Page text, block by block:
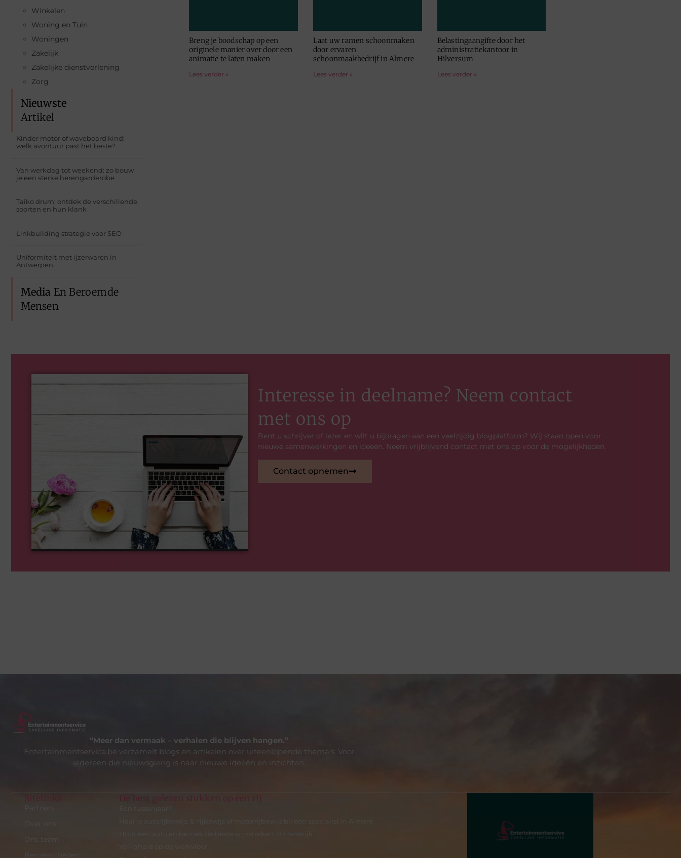
Winkelen
Woning en Tuin
Woningen
Zakelijk
Zakelijke dienstverlening
Zorg
Nieuwste
Artikel
Kinder motor of waveboard kind:
welk avontuur past het beste?
Van werkdag tot weekend: zo bouw
je een sterke herengarderobe
Taiko drum: ontdek de verschillende
soorten en hun klank
Linkbuilding strategie voor SEO
Uniformiteit met ijzerwaren in
Antwerpen
Media En Beroemde
Mensen
Breng je boodschap op een
originele manier over door een
animatie te laten maken
Lees verder »
Laat uw ramen schoonmaken
door ervaren
schoonmaakbedrijf in Almere
Lees verder »
Belastingaangifte door het
administratiekantoor in
Hilversum
Lees verder »
Interesse in deelname? Neem contact
met ons op
Bent u schrijver of lezer en wilt u bijdragen aan een veelzijdig blogplatform? Wij staan open voor
nieuwe samenwerkingen en ideeën. Neem vrijblijvend contact met ons op voor de mogelijkheden.
Contact opnemen
“Meer dan vermaak – verhalen die blijven hangen.”
Entertainmentservice.be verzamelt blogs en artikelen over uiteenlopende thema’s. Voor
iedereen die nieuwsgierig is naar nieuwe ideeën en inzichten.
Ons team
Beroemdheden
Een tussenjaar?
Haal je autorijbewijs, E-rijbewijs of motorrijbewijs bij een specialist in Almere
Huur een auto en bezoek de beste wijnstreken in Frankrijk
Veiligheid op de werkvloer